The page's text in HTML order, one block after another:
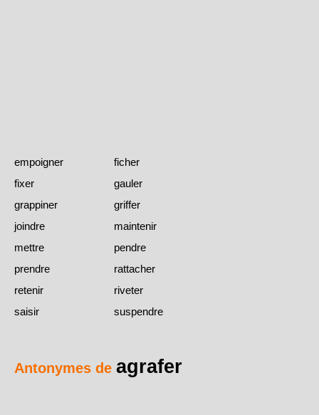
empoigner
ficher
fixer
gauler
grappiner
griffer
joindre
maintenir
mettre
pendre
prendre
rattacher
retenir
riveter
saisir
suspendre
Antonymes de agrafer